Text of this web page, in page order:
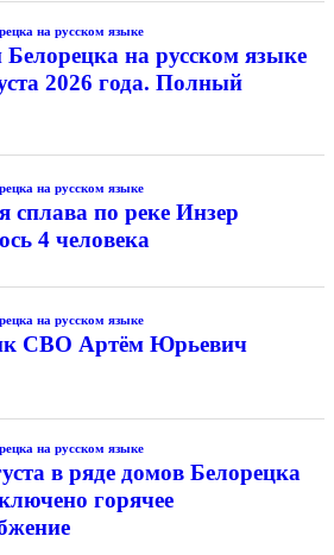
на русском языке
Белорецка на русском языке
2026 года. Полный
на русском языке
сплава по реке Инзер
4 человека
на русском языке
СВО Артём Юрьевич
на русском языке
в ряде домов Белорецка
горячее